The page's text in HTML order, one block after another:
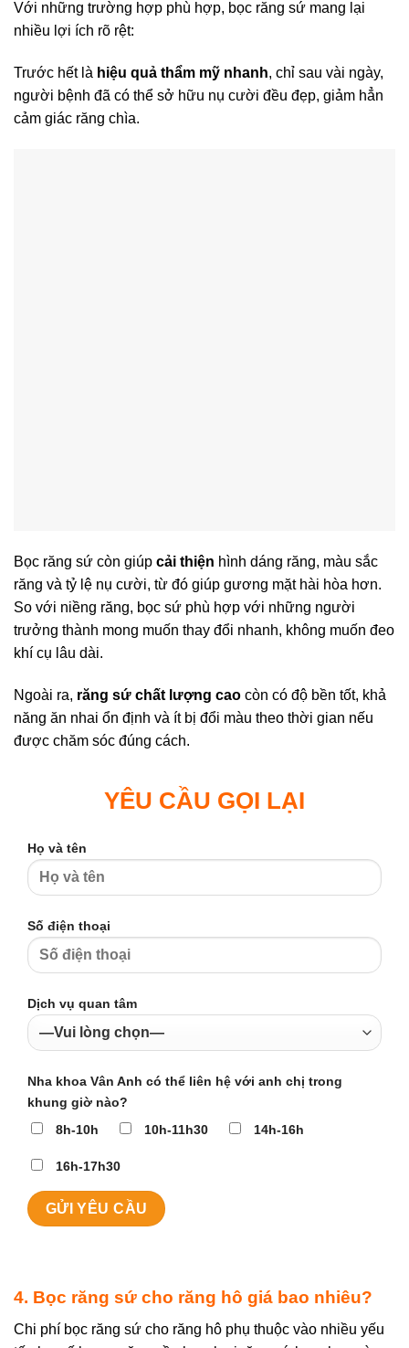
Với những trường hợp phù hợp, bọc răng sứ mang lại
nhiều lợi ích rõ rệt:
Trước hết là hiệu quả thẩm mỹ nhanh, chỉ sau vài ngày,
người bệnh đã có thể sở hữu nụ cười đều đẹp, giảm hẳn
cảm giác răng chìa.
Bọc răng sứ còn giúp cải thiện hình dáng răng, màu sắc
răng và tỷ lệ nụ cười, từ đó giúp gương mặt hài hòa hơn.
So với niềng răng, bọc sứ phù hợp với những người
trưởng thành mong muốn thay đổi nhanh, không muốn đeo
khí cụ lâu dài.
Ngoài ra, răng sứ chất lượng cao còn có độ bền tốt, khả
năng ăn nhai ổn định và ít bị đổi màu theo thời gian nếu
được chăm sóc đúng cách.
YÊU CẦU GỌI LẠI
Họ và tên
Số điện thoại
Dịch vụ quan tâm
Nha khoa Vân Anh có thể liên hệ với anh chị trong
khung giờ nào?
8h-10h
10h-11h30 14h-16h
16h-17h30
4. Bọc răng sứ cho răng hô giá bao nhiêu?
Chi phí bọc răng sứ cho răng hô phụ thuộc vào nhiều yếu